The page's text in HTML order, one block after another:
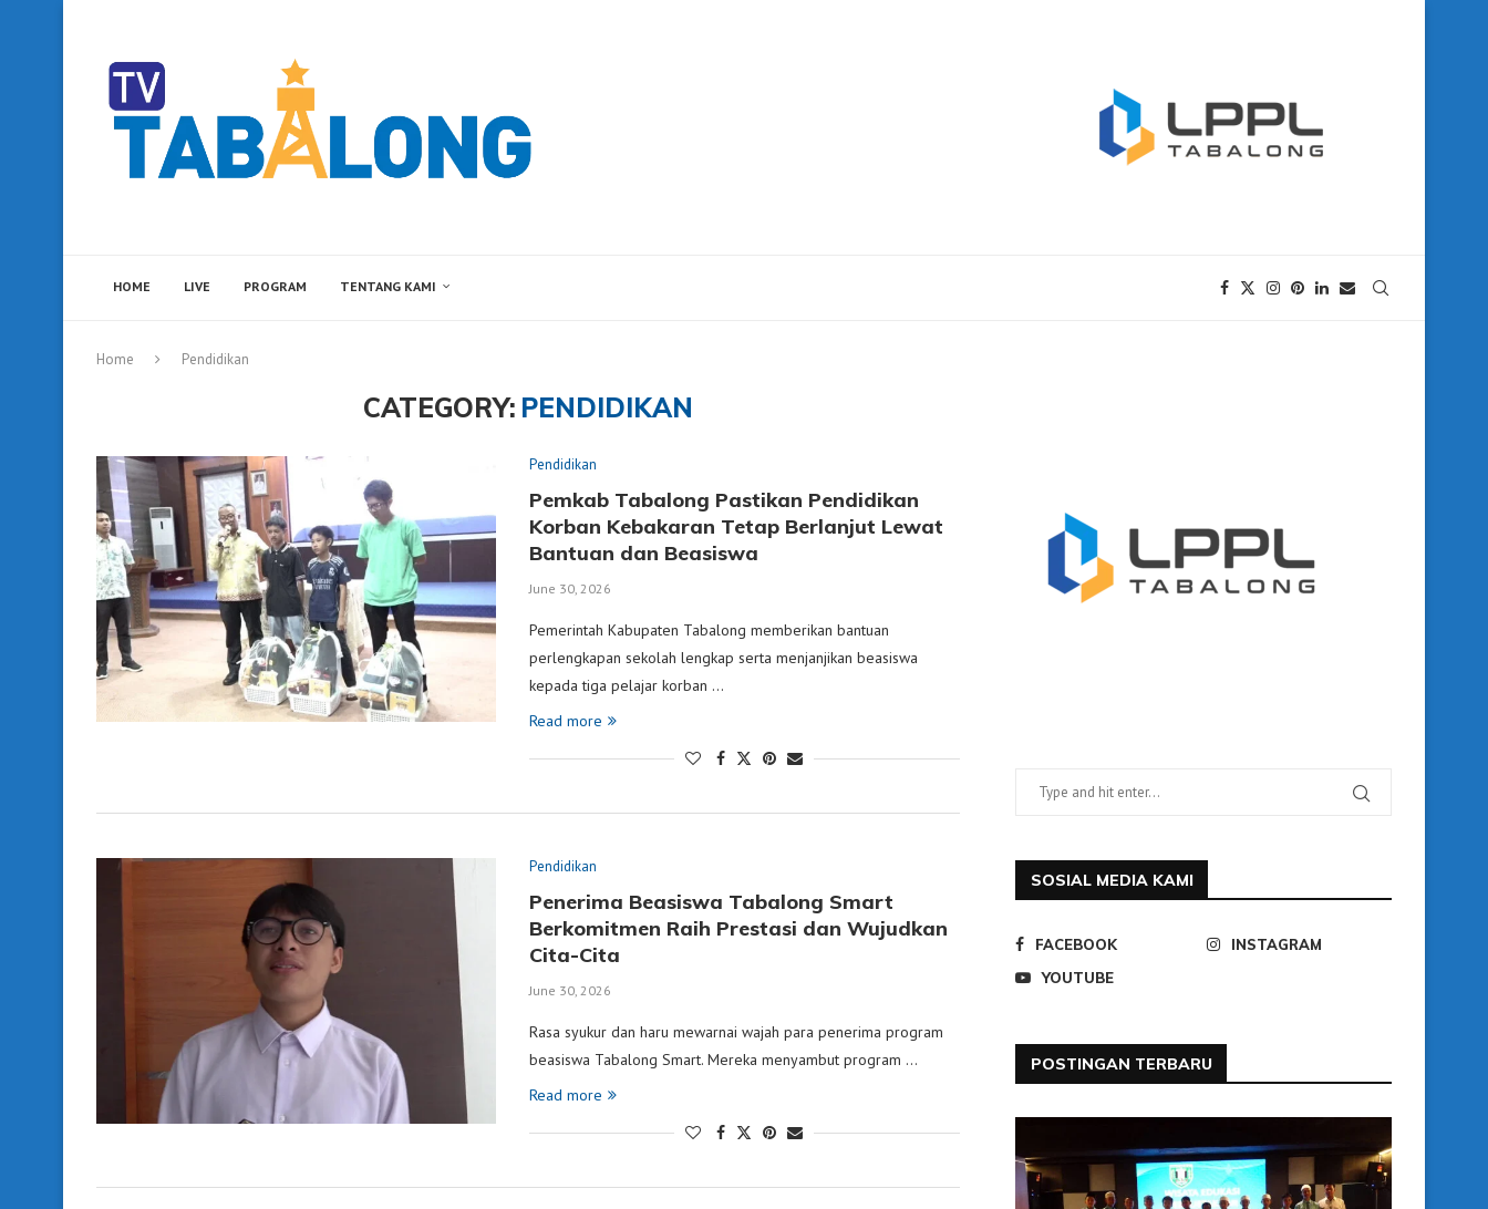
HOME LIVE PROGRAM TENTANG KAMI
Home Pendidikan
CATEGORY: PENDIDIKAN
Pendidikan
Pemkab Tabalong Pastikan Pendidikan
Korban Kebakaran Tetap Berlanjut Lewat
Bantuan dan Beasiswa
June 30, 2026
Pemerintah Kabupaten Tabalong memberikan bantuan
perlengkapan sekolah lengkap serta menjanjikan beasiswa
kepada tiga pelajar korban …
Read more
Pendidikan
Penerima Beasiswa Tabalong Smart
Berkomitmen Raih Prestasi dan Wujudkan
Cita-Cita
June 30, 2026
Rasa syukur dan haru mewarnai wajah para penerima program
beasiswa Tabalong Smart. Mereka menyambut program …
Read more
SOSIAL MEDIA KAMI
FACEBOOK
INSTAGRAM
YOUTUBE
POSTINGAN TERBARU